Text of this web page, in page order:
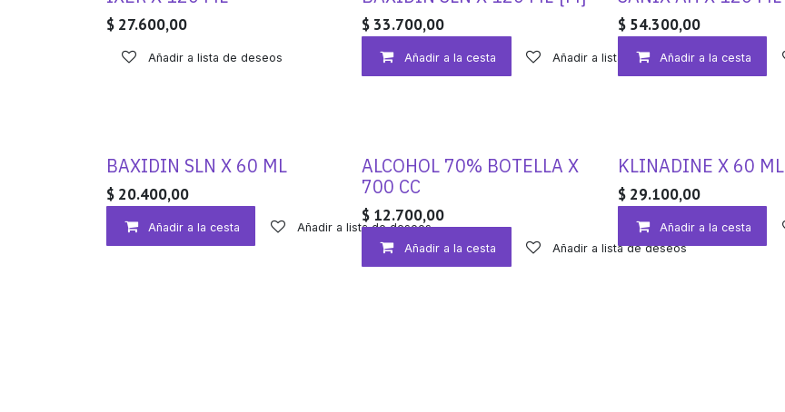
$ 27.600,00
Añadir a lista de deseos
$ 33.700,00
Añadir a la cesta Añadir a lista de deseos
$ 54.300,00
Añadir a la cesta
BAXIDIN SLN X 60 ML
$ 20.400,00
Añadir a la cesta Añadir a lista de deseos
ALCOHOL 70% BOTELLA X
700 CC
$ 12.700,00
Añadir a la cesta Añadir a lista de deseos
KLINADINE X 60 ML
$ 29.100,00
Añadir a la cesta